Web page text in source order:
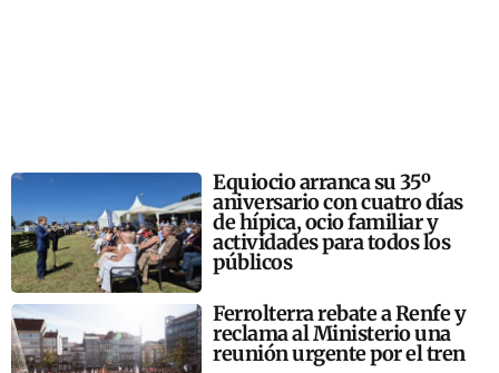
Equiocio arranca su 35º
aniversario con cuatro días
de hípica, ocio familiar y
actividades para todos los
públicos
Ferrolterra rebate a Renfe y
reclama al Ministerio una
reunión urgente por el tren